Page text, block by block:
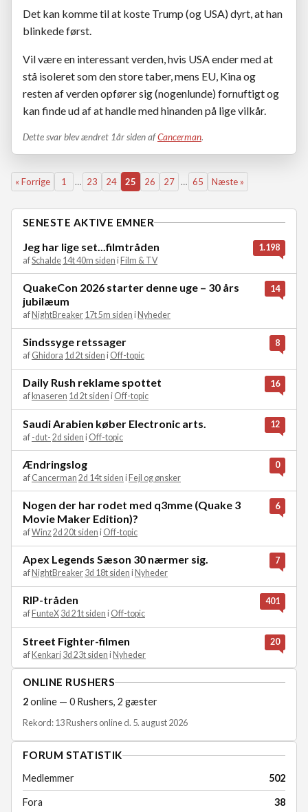
Det kan komme til at koste Trump (og USA) dyrt, at han
blinkede først.
Vil være en interessant verden, hvis USA ender med at
stå isoleret som den store taber, mens EU, Kina og
resten af verden opfører sig (nogenlunde) fornuftigt og
kan finde ud af at handle med hinanden på lige vilkår.
Dette svar blev ændret 1år siden afCancerman.
« Forrige 1 … 23 24 25 26 27 … 65 Næste »
SENESTE AKTIVE EMNER
Jeg har lige set...filmtråden
afSchalde 14t 40m siden i Film & TV
1.198
QuakeCon 2026 starter denne uge – 30 års
jubilæum
af NightBreaker 17t 5m siden i Nyheder
14
Sindssyge retssager
af Ghidora 1d 2t siden i Off-topic
8
Daily Rush reklame spottet
af knaseren 1d 2t siden i Off-topic
16
Saudi Arabien køber Electronic arts.
af -dut- 2d siden i Off-topic
12
Ændringslog
af Cancerman 2d 14t siden i Fejl og ønsker
0
Nogen der har rodet med q3mme (Quake 3
Movie Maker Edition)?
afWinz2d 20t siden i Off-topic
6
Apex Legends Sæson 30 nærmer sig.
af NightBreaker 3d 18t siden i Nyheder
7
RIP-tråden
af FunteX 3d 21t siden i Off-topic
401
Street Fighter-filmen
afKenkari 3d 23t siden iNyheder
20
ONLINE RUSHERS
2online — 0 Rushers, 2 gæster
Rekord: 13 Rushers online d. 5. august 2026
FORUM STATISTIK
Medlemmer 502
Fora 38